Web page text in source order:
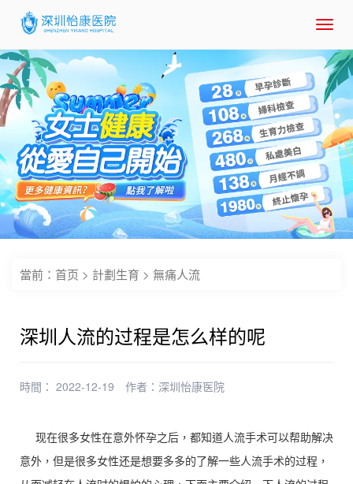
當前： 首页 > 計劃生育 > 無痛人流
深圳人流的过程是怎么样的呢
時間： 2022-12-19 作者： 深圳怡康医院
现在很多女性在意外怀孕之后，都知道人流手术可以帮助解决
意外，但是很多女性还是想要多多的了解一些人流手术的过程，